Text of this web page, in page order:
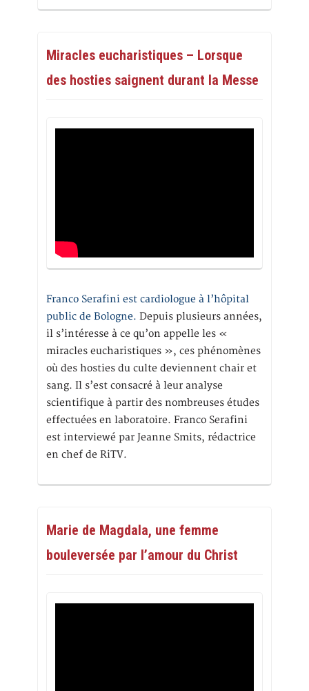
Miracles eucharistiques – Lorsque
des hosties saignent durant la Messe
Franco Serafini est cardiologue à l’hôpital
public de Bologne. Depuis plusieurs années,
il s’intéresse à ce qu’on appelle les «
miracles eucharistiques », ces phénomènes
où des hosties du culte deviennent chair et
sang. Il s’est consacré à leur analyse
scientifique à partir des nombreuses études
effectuées en laboratoire. Franco Serafini
est interviewé par Jeanne Smits, rédactrice
en chef de RiTV.
Marie de Magdala, une femme
bouleversée par l’amour du Christ